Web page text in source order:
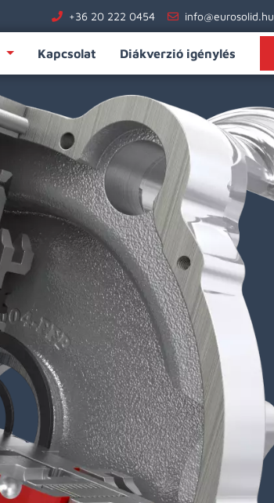
+36 20 222 0454 info@eurosolid.hu
Kapcsolat Diákverzió igénylés